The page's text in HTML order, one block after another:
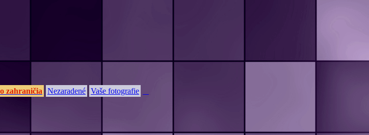
zahraničia Nezaradené Vaše fotografie